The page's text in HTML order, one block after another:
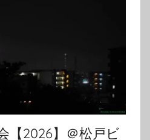
【2026】＠松戸ビ